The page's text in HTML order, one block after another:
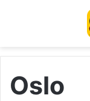
Oslo